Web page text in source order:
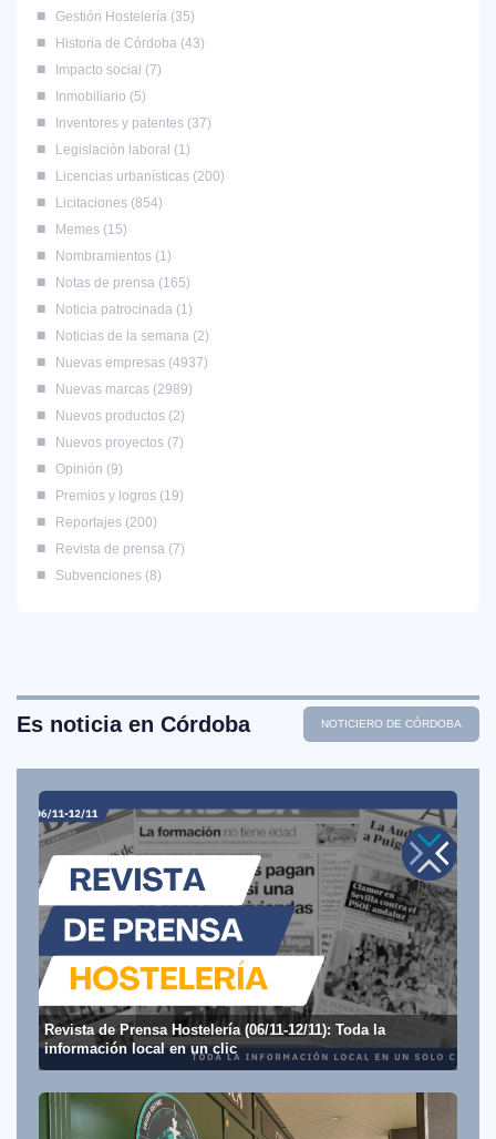
Gestión Hostelería 35
Historia de Córdoba 43
Impacto social
7
Inmobiliario 5
Inventores y patentes 37
Legislación laboral
1
Licencias urbanísticas 200
Licitaciones 854
Memes 15
Nombramientos 1
Notas de prensa 165
Noticia patrocinada 1
Noticias de la semana 2
Nuevas empresas 4937
Nuevas marcas 2989
Nuevos productos 2
Nuevos proyectos 7
Opinión 9
Premios y logros 19
Reportajes 200
Revista de prensa 7
Subvenciones 8
Es noticia en Córdoba NOTICIERO DE CÓRDOBA
Revista de Prensa Hostelería (06/11-12/11): Toda la
información local en un clic